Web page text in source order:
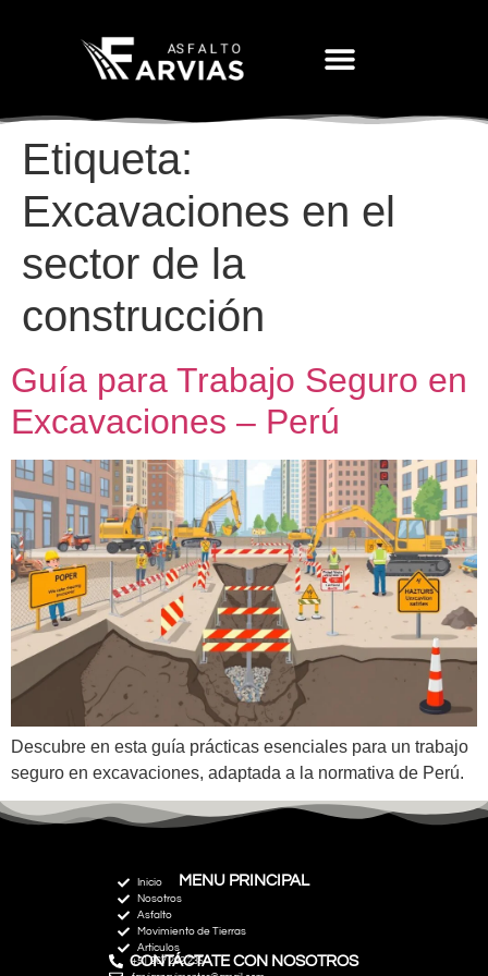
Etiqueta:
Excavaciones en el
sector de la
construcción
Guía para Trabajo Seguro en
Excavaciones – Perú
Descubre en esta guía prácticas esenciales para un trabajo
seguro en excavaciones, adaptada a la normativa de Perú.
MENU PRINCIPAL
Inicio
Nosotros
Asfalto
Movimiento de Tierras
Artículos
CONTÁCTATE CON NOSOTROS
+51 967 292 235